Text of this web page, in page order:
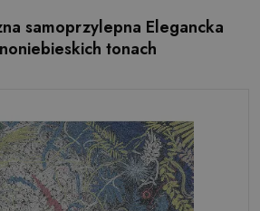
samoprzylepna Elegancka
tonach